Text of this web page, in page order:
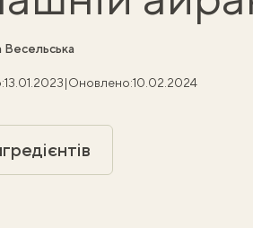
Весельська
13.01.2023|Оновлено:10.02.2024